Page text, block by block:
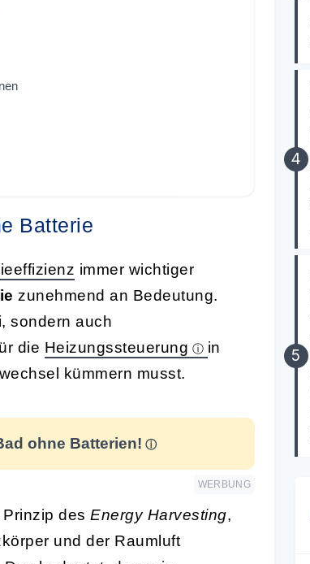
Batterie
immer wichtiger
zunehmend an Bedeutung.
sondern auch
die Heizungssteuerung
in
kümmern musst.
ohne Batterien!
WERBUNG
des Energy Harvesting,
und der Raumluft